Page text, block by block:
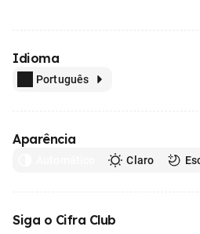
Idioma
Português
Aparência
Claro
Siga o Cifra Club